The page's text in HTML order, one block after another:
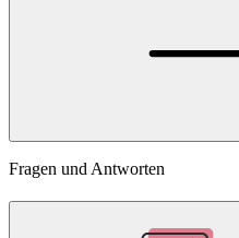
Fragen und Antworten